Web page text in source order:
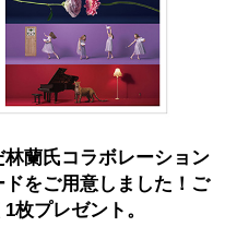
蘭氏コラボレーション
をご用意しました！ご
枚プレゼント。